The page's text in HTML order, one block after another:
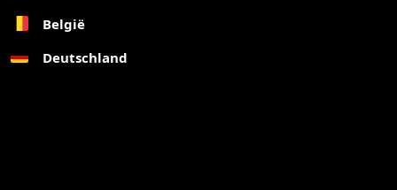
België
Deutschland